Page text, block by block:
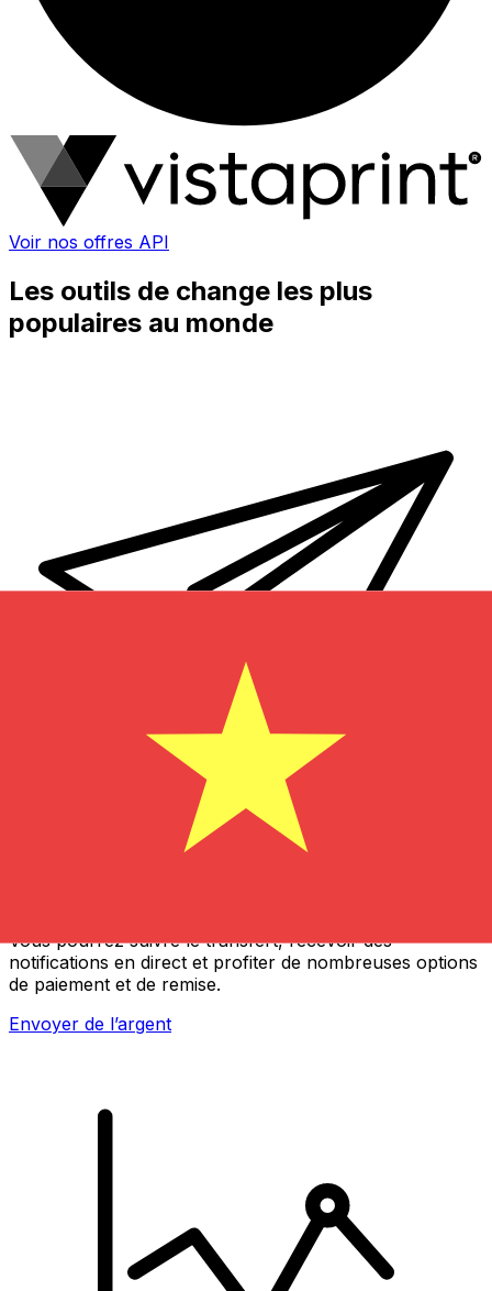
Voir nos offres API
Les outils de change les plus
populaires au monde
Vous pourrez suivre le transfert, recevoir des
notifications en direct et profiter de nombreuses options
de paiement et de remise.
Envoyer de l’argent